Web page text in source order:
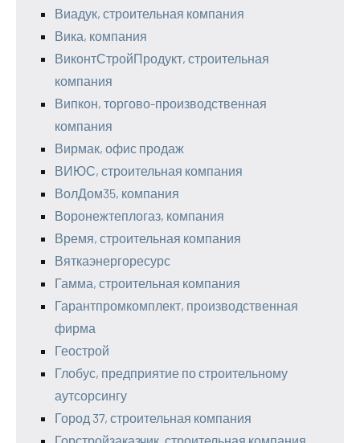
Виадук, строительная компания
Вика, компания
ВиконтСтройПродукт, строительная
компания
Випкон, торгово-производственная
компания
Вирмак, офис продаж
ВИЮС, строительная компания
ВолДом35, компания
Воронежтеплогаз, компания
Время, строительная компания
Вяткаэнергоресурс
Гамма, строительная компания
Гарантпромкомплект, производственная
фирма
Геострой
Глобус, предприятие по строительному
аутсорсингу
Город 37, строительная компания